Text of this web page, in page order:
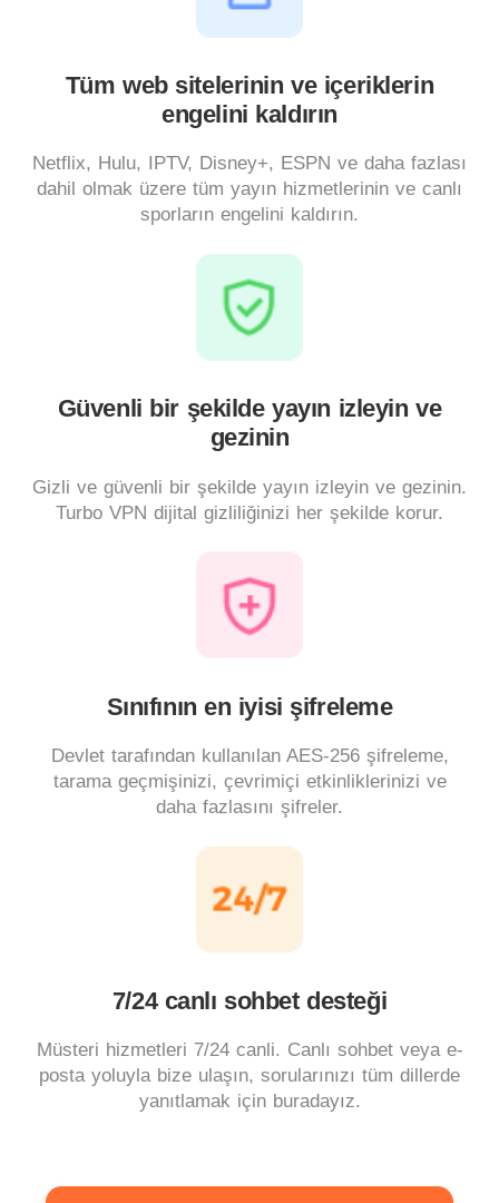
Tüm web sitelerinin ve içeriklerin
engelini kaldırın
Netflix, Hulu, IPTV, Disney+, ESPN ve daha fazlası
dahil olmak üzere tüm yayın hizmetlerinin ve canlı
sporların engelini kaldırın.
Güvenli bir şekilde yayın izleyin ve
gezinin
Gizli ve güvenli bir şekilde yayın izleyin ve gezinin.
Turbo VPN dijital gizliliğinizi her şekilde korur.
Sınıfının en iyisi şifreleme
Devlet tarafından kullanılan AES-256 şifreleme,
tarama geçmişinizi, çevrimiçi etkinliklerinizi ve
daha fazlasını şifreler.
7/24 canlı sohbet desteği
Müsteri hizmetleri 7/24 canli. Canlı sohbet veya e-
posta yoluyla bize ulaşın, sorularınızı tüm dillerde
yanıtlamak için buradayız.